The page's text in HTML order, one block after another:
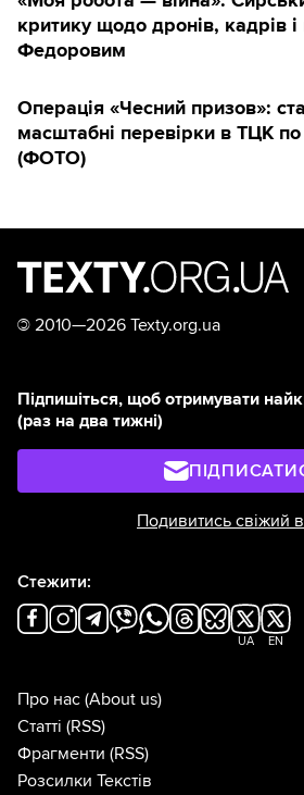
критику щодо дронів, кадрів і
Федоровим
Операція «Чесний призов»:
масштабні перевірки в ТЦК по
(ФОТО)
© 2010—2026 Texty.org.ua
Підпишіться, щоб отримувати
(раз на два тижні)
Подивитись свіжий
Стежити:
UA EN
Про нас (About us)
Статті (RSS)
Фрагменти (RSS)
Розсилки Текстів